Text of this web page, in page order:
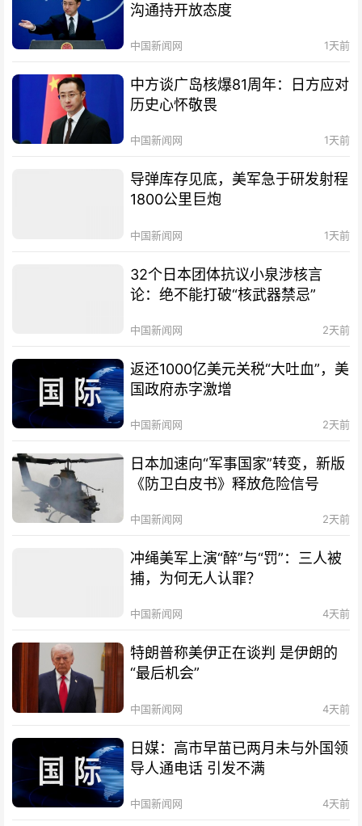
沟通持开放态度
中国新闻网 1天前
中方谈广岛核爆81周年：日方应对
历史心怀敬畏
中国新闻网 1天前
导弹库存见底，美军急于研发射程
1800公里巨炮
中国新闻网 1天前
32个日本团体抗议小泉涉核言
论：绝不能打破“核武器禁忌”
中国新闻网 2天前
返还1000亿美元关税“大吐血”，美
国政府赤字激增
中国新闻网 2天前
日本加速向“军事国家”转变，新版
《防卫白皮书》释放危险信号
中国新闻网 2天前
冲绳美军上演“醉”与“罚”：三人被
捕，为何无人认罪？
中国新闻网 4天前
特朗普称美伊正在谈判 是伊朗的
“最后机会”
中国新闻网 4天前
日媒：高市早苗已两月未与外国领
导人通电话 引发不满
中国新闻网 4天前